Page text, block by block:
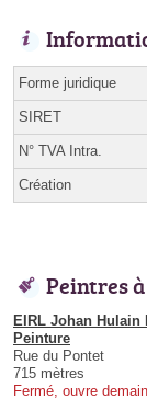
Forme juridique
SIRET
N° TVA Intra.
Création
Peintres
EIRL Johan Hulain
Peinture
Rue du Pontet
715 mètres
Fermé, ouvre